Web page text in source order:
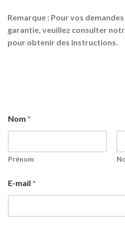
Remarque : Pour vos
garantie, veuillez consulter
pour obtenir des instructions.
Nom *
Prénom
E-mail *